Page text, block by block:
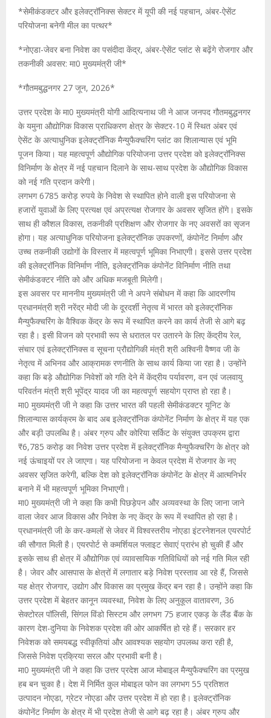
*सेमीकंडक्टर और इलेक्ट्रॉनिक्स सेक्टर में यूपी की नई पहचान, अंबर-ऐसेंट
परियोजना बनेगी मील का पत्थर*
*नोएडा-जेवर बना निवेश का पसंदीदा केंद्र, अंबर-ऐसेंट प्लांट से बढ़ेंगे रोजगार और
तकनीकी अवसर: मा0 मुख्यमंत्री जी*
*गौतमबुद्धनगर 27 जून, 2026*
उत्तर प्रदेश के मा0 मुख्यमंत्री योगी आदित्यनाथ जी ने आज जनपद गौतमबुद्धनगर
के यमुना औद्योगिक विकास प्राधिकरण क्षेत्र के सेक्टर-10 में स्थित अंबर एवं
ऐसेंट के अत्याधुनिक इलेक्ट्रॉनिक मैन्युफैक्चरिंग प्लांट का शिलान्यास एवं भूमि
पूजन किया। यह महत्वपूर्ण औद्योगिक परियोजना उत्तर प्रदेश को इलेक्ट्रॉनिक्स
विनिर्माण के क्षेत्र में नई पहचान दिलाने के साथ-साथ प्रदेश के औद्योगिक विकास
को नई गति प्रदान करेगी।
लगभग 6785 करोड़ रुपये के निवेश से स्थापित होने वाली इस परियोजना से
हजारों युवाओं के लिए प्रत्यक्ष एवं अप्रत्यक्ष रोजगार के अवसर सृजित होंगे। इसके
साथ ही कौशल विकास, तकनीकी प्रशिक्षण और रोजगार के नए अवसरों का सृजन
होगा। यह अत्याधुनिक परियोजना इलेक्ट्रॉनिक उपकरणों, कंपोनेंट निर्माण और
उच्च तकनीकी उद्योगों के विस्तार में महत्वपूर्ण भूमिका निभाएगी। इससे उत्तर प्रदेश
की इलेक्ट्रॉनिक विनिर्माण नीति, इलेक्ट्रॉनिक कंपोनेंट विनिर्माण नीति तथा
सेमीकंडक्टर नीति को और अधिक मजबूती मिलेगी।
इस अवसर पर माननीय मुख्यमंत्री जी ने अपने संबोधन में कहा कि आदरणीय
प्रधानमंत्री श्री नरेंद्र मोदी जी के दूरदर्शी नेतृत्व में भारत को इलेक्ट्रॉनिक
मैन्युफैक्चरिंग के वैश्विक केंद्र के रूप में स्थापित करने का कार्य तेजी से आगे बढ़
रहा है। इसी विजन को प्रभावी रूप से धरातल पर उतारने के लिए केंद्रीय रेल,
संचार एवं इलेक्ट्रॉनिक्स व सूचना प्रौद्योगिकी मंत्री श्री अश्विनी वैष्णव जी के
नेतृत्व में अभिनव और आक्रामक रणनीति के साथ कार्य किया जा रहा है। उन्होंने
कहा कि बड़े औद्योगिक निवेशों को गति देने में केंद्रीय पर्यावरण, वन एवं जलवायु
परिवर्तन मंत्री श्री भूपेंद्र यादव जी का महत्वपूर्ण सहयोग प्राप्त हो रहा है।
मा0 मुख्यमंत्री जी ने कहा कि उत्तर भारत की पहली सेमीकंडक्टर यूनिट के
शिलान्यास कार्यक्रम के बाद अब इलेक्ट्रॉनिक कंपोनेंट निर्माण के क्षेत्र में यह एक
और बड़ी उपलब्धि है। अंबर ग्रुप और कोरिया सर्किट के संयुक्त उपक्रम द्वारा
₹6,785 करोड़ का निवेश उत्तर प्रदेश में इलेक्ट्रॉनिक मैन्युफैक्चरिंग के क्षेत्र को
नई ऊंचाइयों पर ले जाएगा। यह परियोजना न केवल प्रदेश में रोजगार के नए
अवसर सृजित करेगी, बल्कि देश को इलेक्ट्रॉनिक कंपोनेंट के क्षेत्र में आत्मनिर्भर
बनाने में भी महत्वपूर्ण भूमिका निभाएगी।
मा0 मुख्यमंत्री जी ने कहा कि कभी पिछड़ेपन और अव्यवस्था के लिए जाना जाने
वाला जेवर आज विकास और निवेश के नए केंद्र के रूप में स्थापित हो रहा है।
प्रधानमंत्री जी के कर-कमलों से जेवर में विश्वस्तरीय नोएडा इंटरनेशनल एयरपोर्ट
की सौगात मिली है। एयरपोर्ट से कमर्शियल फ्लाइट सेवाएं प्रारंभ हो चुकी हैं और
इसके साथ ही क्षेत्र में औद्योगिक एवं व्यावसायिक गतिविधियों को नई गति मिल रही
है। जेवर और आसपास के क्षेत्रों में लगातार बड़े निवेश प्रस्ताव आ रहे हैं, जिससे
यह क्षेत्र रोजगार, उद्योग और विकास का प्रमुख केंद्र बन रहा है। उन्होंने कहा कि
उत्तर प्रदेश में बेहतर कानून व्यवस्था, निवेश के लिए अनुकूल वातावरण, 36
सेक्टोरल पॉलिसी, सिंगल विंडो सिस्टम और लगभग 75 हजार एकड़ के लैंड बैंक के
कारण देश-दुनिया के निवेशक प्रदेश की ओर आकर्षित हो रहे हैं। सरकार हर
निवेशक को समयबद्ध स्वीकृतियां और आवश्यक सहयोग उपलब्ध करा रही है,
जिससे निवेश प्रक्रिया सरल और प्रभावी बनी है।
मा0 मुख्यमंत्री जी ने कहा कि उत्तर प्रदेश आज मोबाइल मैन्युफैक्चरिंग का प्रमुख
हब बन चुका है। देश में निर्मित कुल मोबाइल फोन का लगभग 55 प्रतिशत
उत्पादन नोएडा, ग्रेटर नोएडा और उत्तर प्रदेश में हो रहा है। इलेक्ट्रॉनिक
कंपोनेंट निर्माण के क्षेत्र में भी प्रदेश तेजी से आगे बढ़ रहा है। अंबर ग्रुप और